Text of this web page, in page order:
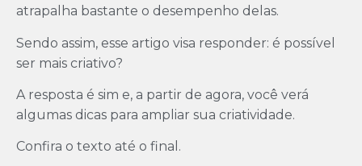
atrapalha bastante o desempenho delas.
Sendo assim, esse artigo visa responder: é possível
ser mais criativo?
A resposta é sim e, a partir de agora, você verá
algumas dicas para ampliar sua criatividade.
Confira o texto até o final.